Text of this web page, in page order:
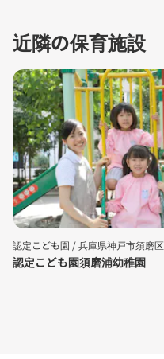
近隣の保育施設
認定こども園 /兵庫県神戸市須磨区
認定こども園須磨浦幼稚園